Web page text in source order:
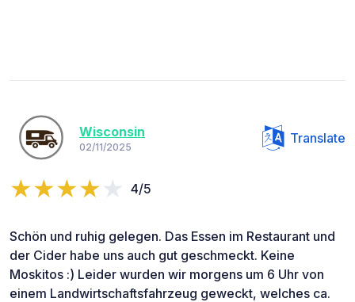
Wisconsin
02/11/2025
Translate
4/5
Schön und ruhig gelegen. Das Essen im Restaurant und
der Cider habe uns auch gut geschmeckt. Keine
Moskitos :) Leider wurden wir morgens um 6 Uhr von
einem Landwirtschaftsfahrzeug geweckt, welches ca.